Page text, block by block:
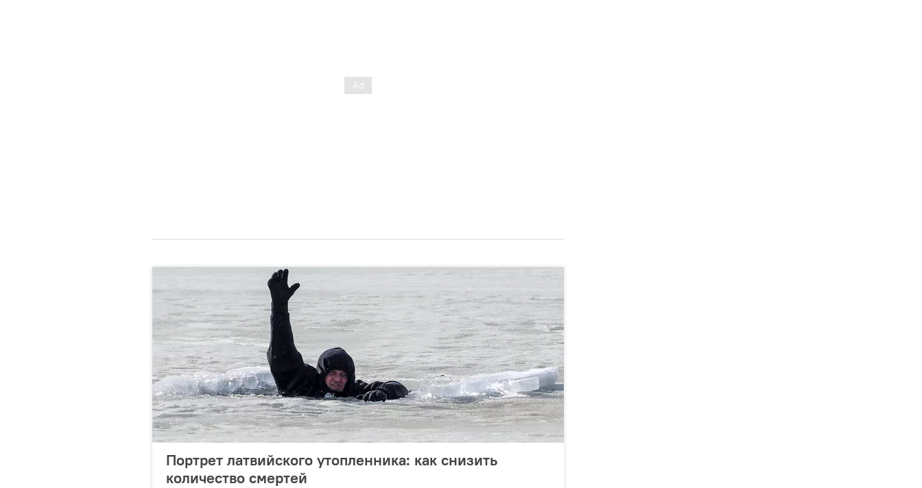
Портрет латвийского утопленника: как снизить
количество смертей